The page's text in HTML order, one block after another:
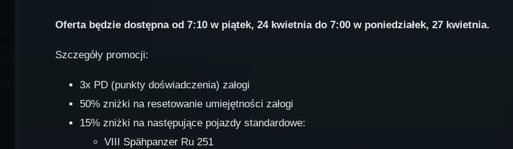
Oferta będzie dostępna od 7:10 w piątek, 24 kwietnia do 7:00 w poniedziałek, 27 kwietnia.
Szczegóły promocji:
3x PD (punkty doświadczenia) załogi
50% zniżki na resetowanie umiejętności załogi
15% zniżki na następujące pojazdy standardowe:
VIII Spähpanzer Ru 251